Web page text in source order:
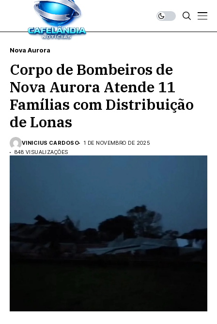
Nova Aurora
Corpo de Bombeiros de
Nova Aurora Atende 11
Famílias com Distribuição
de Lonas
VINICIUS CARDOSO
1 DE NOVEMBRO DE 2025
848 VISUALIZAÇÕES